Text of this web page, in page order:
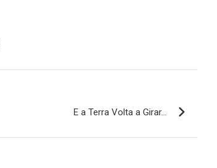
E a Terra Volta a Girar…